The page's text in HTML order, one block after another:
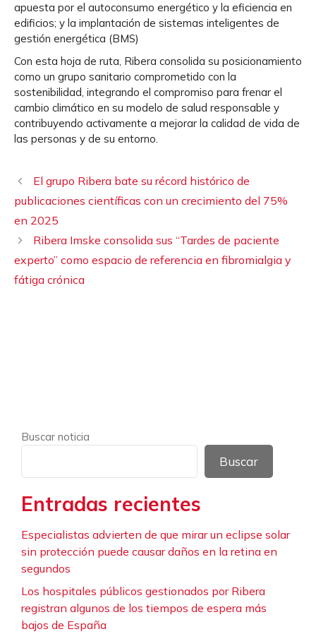
apuesta por el autoconsumo energético y la eficiencia en
edificios; y la implantación de sistemas inteligentes de
gestión energética (BMS)
Con esta hoja de ruta, Ribera consolida su posicionamiento
como un grupo sanitario comprometido con la
sostenibilidad, integrando el compromiso para frenar el
cambio climático en su modelo de salud responsable y
contribuyendo activamente a mejorar la calidad de vida de
las personas y de su entorno.
El grupo Ribera bate su récord histórico de
publicaciones científicas con un crecimiento del 75%
en 2025
Ribera Imske consolida sus “Tardes de paciente
experto” como espacio de referencia en fibromialgia y
fátiga crónica
Buscar noticia
Buscar
Entradas recientes
Especialistas advierten de que mirar un eclipse solar
sin protección puede causar daños en la retina en
segundos
Los hospitales públicos gestionados por Ribera
registran algunos de los tiempos de espera más
bajos de España